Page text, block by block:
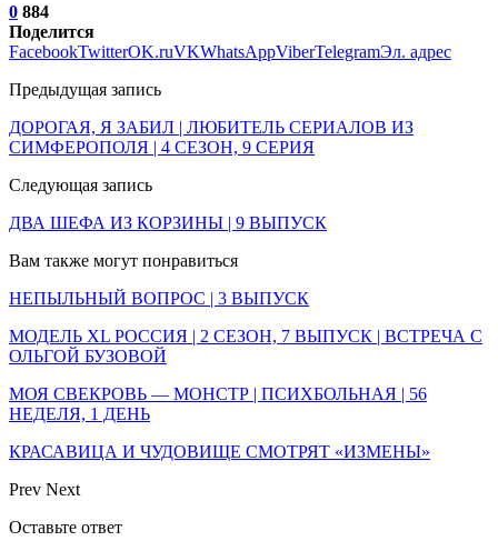
0 884
Поделится
FacebookTwitterOK.ruVKWhatsAppViberTelegramЭл. адрес
Предыдущая запись
ДОРОГАЯ, Я ЗАБИЛ | ЛЮБИТЕЛЬ СЕРИАЛОВ ИЗ
СИМФЕРОПОЛЯ | 4 СЕЗОН, 9 СЕРИЯ
Следующая запись
ДВА ШЕФА ИЗ КОРЗИНЫ | 9 ВЫПУСК
Вам также могут понравиться
НЕПЫЛЬНЫЙ ВОПРОС | 3 ВЫПУСК
МОДЕЛЬ XL РОССИЯ | 2 СЕЗОН, 7 ВЫПУСК | ВСТРЕЧА С
ОЛЬГОЙ БУЗОВОЙ
МОЯ СВЕКРОВЬ — МОНСТР | ПСИХБОЛЬНАЯ | 56
НЕДЕЛЯ, 1 ДЕНЬ
КРАСАВИЦА И ЧУДОВИЩЕ СМОТРЯТ «ИЗМЕНЫ»
Prev Next
Оставьте ответ